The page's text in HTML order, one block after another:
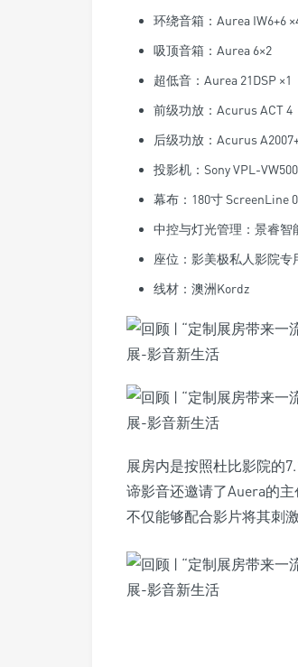
环绕音箱：Aurea IW6+6
吸顶音箱：Aurea 6×2
超低音：Aurea 21DSP ×1
前级功放：Acurus ACT 4
后级功放：Acurus
投影机：Sony VPL-
幕布：180寸 ScreenLine
中控与灯光管理：景睿智
座位：影美极私人影院专
线材：澳洲Kordz
展房内是按照杜比影院的
谛影音还邀请了Auera的
不仅能够配合影片将其刺